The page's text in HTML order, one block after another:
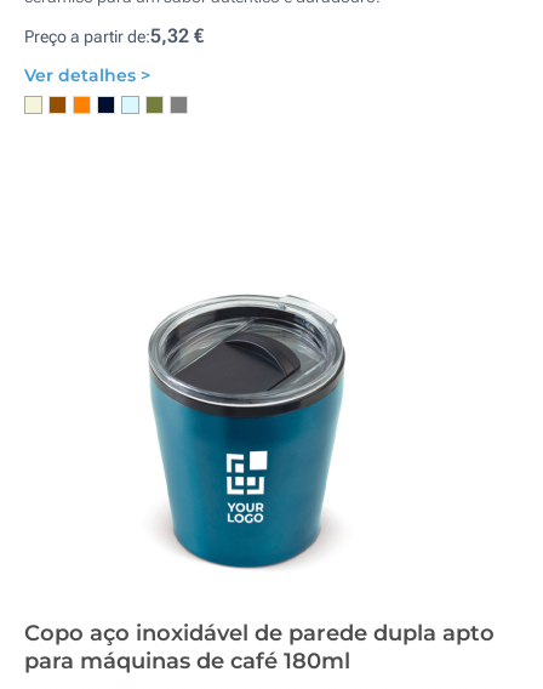
Preço a partir de:5,32 €
Ver detalhes >
Copo aço inoxidável de parede dupla apto
para máquinas de café 180ml